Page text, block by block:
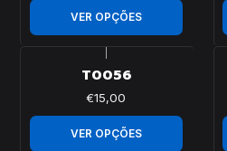
VER OPÇÕES
T0056
€15,00
VER OPÇÕES